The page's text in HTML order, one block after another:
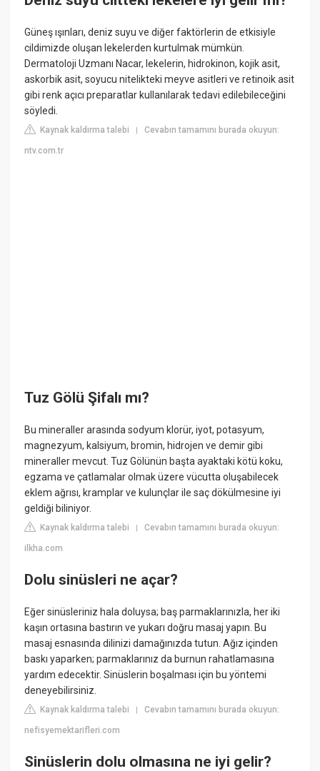
Güneş ışınları, deniz suyu ve diğer faktörlerin de etkisiyle
cildimizde oluşan lekelerden kurtulmak mümkün.
Dermatoloji Uzmanı Nacar, lekelerin, hidrokinon, kojik asit,
askorbik asit, soyucu nitelikteki meyve asitleri ve retinoik asit
gibi renk açıcı preparatlar kullanılarak tedavi edilebileceğini
söyledi.
Kaynak kaldırma talebi |Cevabın tamamını burada okuyun:
ntv.com.tr
Tuz Gölü Şifalı mı?
Bu mineraller arasında sodyum klorür, iyot, potasyum,
magnezyum, kalsiyum, bromin, hidrojen ve demir gibi
mineraller mevcut. Tuz Gölünün başta ayaktaki kötü koku,
egzama ve çatlamalar olmak üzere vücutta oluşabilecek
eklem ağrısı, kramplar ve kulunçlar ile saç dökülmesine iyi
geldiği biliniyor.
Kaynak kaldırma talebi |Cevabın tamamını burada okuyun:
ilkha.com
Dolu sinüsleri ne açar?
Eğer sinüsleriniz hala doluysa; baş parmaklarınızla, her iki
kaşın ortasına bastırın ve yukarı doğru masaj yapın. Bu
masaj esnasında dilinizi damağınızda tutun. Ağız içinden
baskı yaparken; parmaklarınız da burnun rahatlamasına
yardım edecektir. Sinüslerin boşalması için bu yöntemi
deneyebilirsiniz.
Kaynak kaldırma talebi |Cevabın tamamını burada okuyun:
nefisyemektarifleri.com
Sinüslerin dolu olmasına ne iyi gelir?